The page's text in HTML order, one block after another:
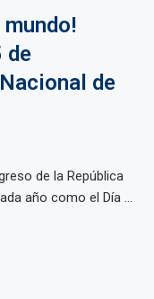
mundo!
de
de
de la República
año como el Día ...